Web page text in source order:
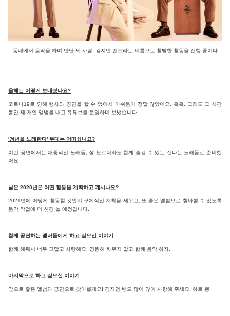
동네에서 음악을 하며 만난 세 사람. 김지언 밴드라는 이름으로 활발한 활동을 진행 중이다
올해는 어떻게 보내셨나요?
코로나19로 인해 행사와 공연을 할 수 없어서 아쉬움이 정말 많았어요. 흑흑. 그래도 그 시간
동안 제 개인 앨범을 내고 유튜브를 운영하며 보냈습니다.
'청년을 노래한다' 무대는 어떠셨나요?
이번 공연에서는 대중적인 노래들, 잘 모르더라도 함께 즐길 수 있는 신나는 노래들로 준비했
어요.
남은 2020년은 어떤 활동을 계획하고 계시나요?
2021년에 어떻게 활동할 것인지 구체적인 계획을 세우고, 또 좋은 앨범으로 찾아뵐 수 있도록
음악 작업에 더 신경 쓸 예정입니다.
함께 공연하는 멤버들에게 하고 싶으신 이야기
함께 해줘서 너무 고맙고 사랑해요! 영원히 싸우지 말고 함께 음악 하자.
마지막으로 하고 싶으신 이야기
앞으로 좋은 앨범과 공연으로 찾아뵐게요! 김지언 밴드 많이 많이 사랑해 주세요. 하트 뿅!